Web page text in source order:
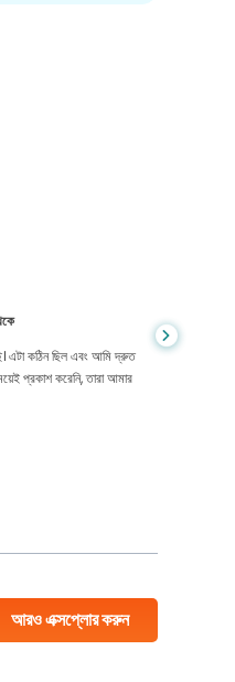
কঠিন ছিল এবং আমি দ্রুত
প্রকাশ করেনি, তারা আমার
আরও এক্সপ্লোর করুন